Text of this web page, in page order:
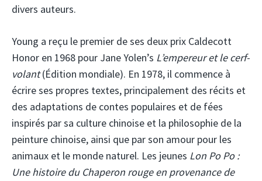
divers auteurs.
Young a reçu le premier de ses deux prix Caldecott
Honor en 1968 pour Jane Yolen’s L’empereur et le cerf-
volant(Édition mondiale). En 1978, il commence à
écrire ses propres textes, principalement des récits et
des adaptations de contes populaires et de fées
inspirés par sa culture chinoise et la philosophie de la
peinture chinoise, ainsi que par son amour pour les
animaux et le monde naturel. Les jeunes Lon Po Po :
Une histoire du Chaperon rouge en provenance de